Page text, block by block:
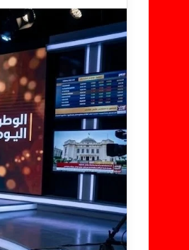
س
ل
ر
ي
د
ا
إ
ل
ك
ت
ر
و
ن
ي